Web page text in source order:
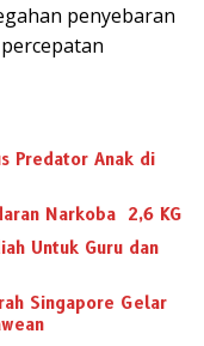
penyebaran
Predator Anak di
Narkoba 2,6 KG
Untuk Guru dan
Singapore Gelar